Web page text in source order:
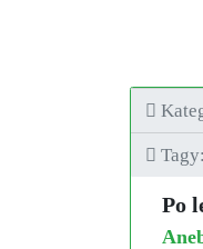
Tagy:
Po